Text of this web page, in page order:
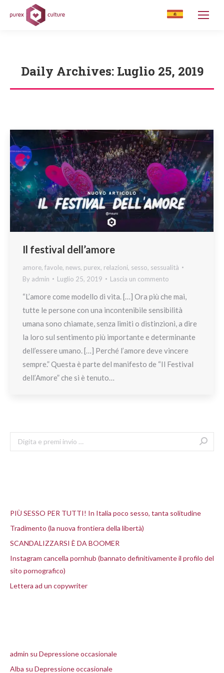
Daily Archives: Luglio 25, 2019
You are here:
Il festival dell’amore
amore, favole, news, purex, relazioni, sesso, sessualità
By admin Luglio 25, 2019 Lascia un commento
“L’amore come modello di vita. […] Ora più che mai,
tutte le persone con una incontenibile sensibilità
umana sono chiamate, senza limiti o distinzioni, a dire
la loro sul sentimento più importante e determinante
dell’essere umano. […] Perché l’amore deve vincere
sempre.” Questa è parte del manifesto de “Il Festival
dell’Amore” che si è tenuto…
Search:
PIÙ SESSO PER TUTTI! In Italia poco sesso, tanta solitudine
Tradimento (la nuova frontiera della libertà)
SCANDALIZZARSI È DA BOOMER
Instagram cancella pornhub (bannato definitivamente il profilo del
sito pornografico)
Lettera ad un copywriter
admin su Depressione occasionale
Alba su Depressione occasionale